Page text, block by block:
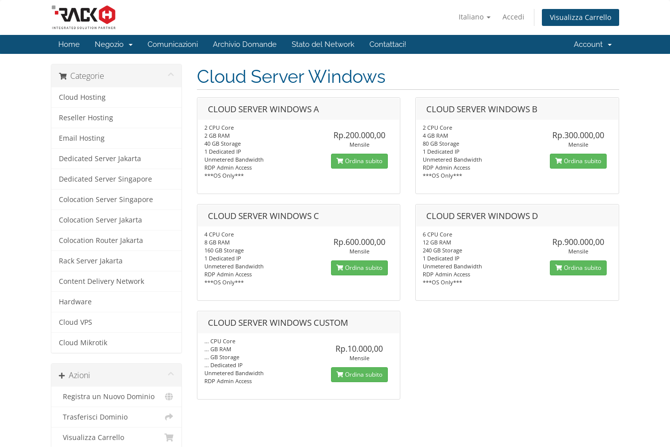
Italiano Accedi Visualizza Carrello
Home Negozio Comunicazioni Archivio Domande Stato del Network Contattaci! Account
Categorie
Cloud Hosting
Reseller Hosting
Email Hosting
Dedicated Server Jakarta
Dedicated Server Singapore
Colocation Server Singapore
Colocation Server Jakarta
Colocation Router Jakarta
Rack Server Jakarta
Content Delivery Network
Hardware
Cloud VPS
Cloud Mikrotik
Azioni
Registra un Nuovo Dominio
Trasferisci Dominio
Visualizza Carrello
Cloud Server Windows
CLOUD SERVER WINDOWS A
2 CPU Core
2 GB RAM
40 GB Storage
1 Dedicated IP
Unmetered Bandwidth
RDP Admin Access
***OS Only***
Rp.200.000,00
Mensile
Ordina subito
CLOUD SERVER WINDOWS B
2 CPU Core
4 GB RAM
80 GB Storage
1 Dedicated IP
Unmetered Bandwidth
RDP Admin Access
***OS Only***
Rp.300.000,00
Mensile
Ordina subito
CLOUD SERVER WINDOWS C
4 CPU Core
8 GB RAM
160 GB Storage
1 Dedicated IP
Unmetered Bandwidth
RDP Admin Access
***OS Only***
Rp.600.000,00
Mensile
Ordina subito
CLOUD SERVER WINDOWS D
6 CPU Core
12 GB RAM
240 GB Storage
1 Dedicated IP
Unmetered Bandwidth
RDP Admin Access
***OS Only***
Rp.900.000,00
Mensile
Ordina subito
CLOUD SERVER WINDOWS CUSTOM
... CPU Core
... GB RAM
... GB Storage
... Dedicated IP
Unmetered Bandwidth
RDP Admin Access
Rp.10.000,00
Mensile
Ordina subito